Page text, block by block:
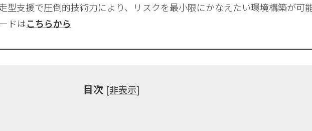
型支援で圧倒的技術力により、リスクを最小限にかなえたい環境構築が可
ドはこちらから
目次 [非表示]